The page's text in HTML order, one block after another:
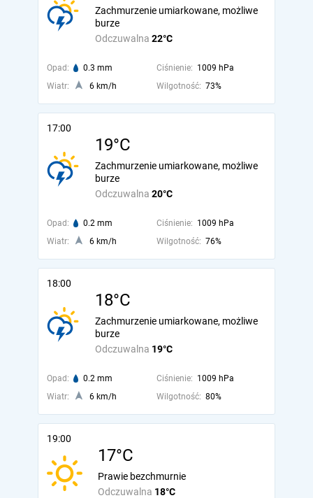
Odczuwalna 22°C
Zachmurzenie umiarkowane, możliwe
burze
Opad: 0.3 mm Ciśnienie: 1009 hPa
Wiatr:
6 km/h Wilgotność: 73%
17:00
19°C
Odczuwalna 20°C
Zachmurzenie umiarkowane, możliwe
burze
Opad: 0.2 mm Ciśnienie: 1009 hPa
Wiatr:
6 km/h Wilgotność: 76%
18:00
18°C
Odczuwalna 19°C
Zachmurzenie umiarkowane, możliwe
burze
Opad: 0.2 mm Ciśnienie: 1009 hPa
Wiatr:
6 km/h Wilgotność: 80%
19:00
17°C
Odczuwalna 18°C
Prawie bezchmurnie